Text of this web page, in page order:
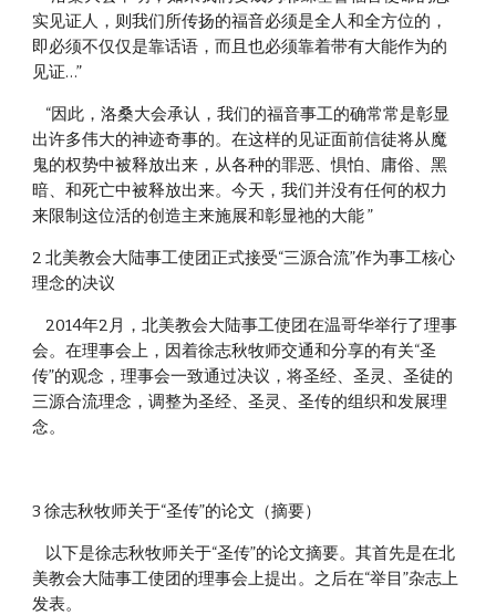
实见证人，则我们所传扬的福音必须是全人和全方位的，
即必须不仅仅是靠话语，而且也必须靠着带有大能作为的
见证…”
出许多伟大的神迹奇事的。在这样的见证面前信徒将从魔
鬼的权势中被释放出来，从各种的罪恶、惧怕、庸俗、黑
暗、和死亡中被释放出来。今天，我们并没有任何的权力
来限制这位活的创造主来施展和彰显祂的大能 ”
2 北美教会大陆事工使团正式接受“三源合流”作为事工核心
理念的决议
会。在理事会上，因着徐志秋牧师交通和分享的有关“圣
传”的观念，理事会一致通过决议，将圣经、圣灵、圣徒的
三源合流理念，调整为圣经、圣灵、圣传的组织和发展理
念。
3 徐志秋牧师关于“圣传”的论文（摘要）
美教会大陆事工使团的理事会上提出。之后在“举目”杂志上
发表。